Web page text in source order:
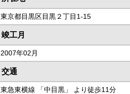
東京都目黒区目黒２丁目1-15
竣工月
2007年02月
交通
東急東横線 「中目黒」 より徒歩11分